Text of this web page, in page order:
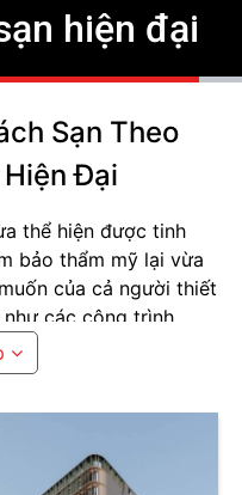
hiện đại
Sạn Theo
Đại
thể hiện được tinh
bảo thẩm mỹ lại vừa
của cả người thiết
các công trình
đại có những yêu
kế, đòi hỏi người
điều mới mẻ.